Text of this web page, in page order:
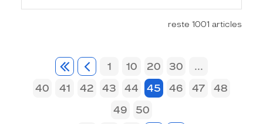
reste 1001 articles
1 10 20 30
...
40
41 42 43 44 45 46 47
48
49
50